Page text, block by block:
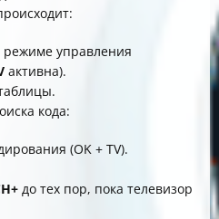
режиме управления
активна).
кода:
(OK + TV).
до тех пор, пока телевизор